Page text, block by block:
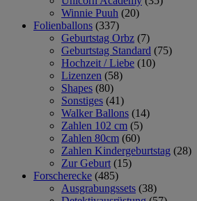
Winnie Puuh (20)
Folienballons (337)
Geburtstag Orbz (7)
Geburtstag Standard (75)
Hochzeit / Liebe (10)
Lizenzen (58)
Shapes (80)
Sonstiges (41)
Walker Ballons (14)
Zahlen 102 cm (5)
Zahlen 80cm (60)
Zahlen Kindergeburtstag (28)
Zur Geburt (15)
Forscherecke (485)
Ausgrabungssets (38)